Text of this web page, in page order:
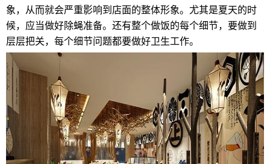
象，从而就会严重影响到店面的整体形象。尤其是夏天的时
候，应当做好除蝇准备。还有整个做饭的每个细节，要做到
层层把关，每个细节问题都要做好卫生工作。